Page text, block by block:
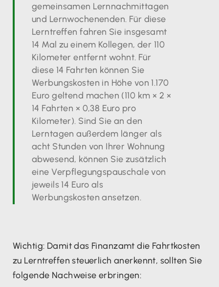
gemeinsamen Lernnachmittagen
und Lernwochenenden. Für diese
Lerntreffen fahren Sie insgesamt
14 Mal zu einem Kollegen, der 110
Kilometer entfernt wohnt. Für
diese 14 Fahrten können Sie
Werbungskosten in Höhe von 1.170
Euro geltend machen (110 km × 2 ×
14 Fahrten × 0,38 Euro pro
Kilometer). Sind Sie an den
Lerntagen außerdem länger als
acht Stunden von Ihrer Wohnung
abwesend, können Sie zusätzlich
eine Verpflegungspauschale von
jeweils 14 Euro als
Werbungskosten ansetzen.
Wichtig: Damit das Finanzamt die Fahrtkosten
zu Lerntreffen steuerlich anerkennt, sollten Sie
folgende Nachweise erbringen: